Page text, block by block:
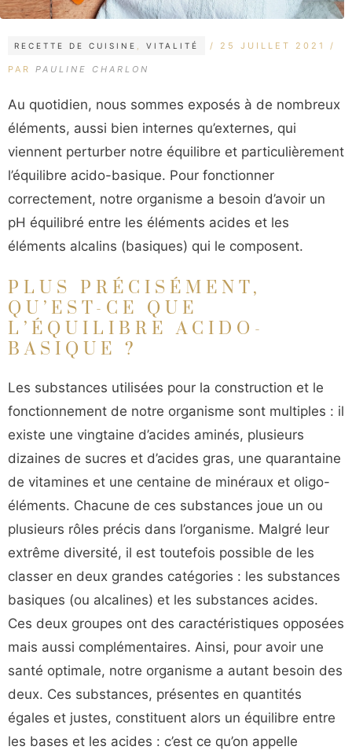
RECETTE DE CUISINE
VITALITÉ 25 JUILLET 2021
PAR PAULINE CHARLON
Au quotidien, nous sommes exposés à de nombreux
éléments, aussi bien internes qu’externes, qui
viennent perturber notre équilibre et particulièrement
l’équilibre acido-basique. Pour fonctionner
correctement, notre organisme a besoin d’avoir un
pH équilibré entre les éléments acides et les
éléments alcalins (basiques) qui le composent.
PLUS PRÉCISÉMENT,
QU’EST-CE QUE
L’ÉQUILIBRE ACIDO-
BASIQUE ?
Les substances utilisées pour la construction et le
fonctionnement de notre organisme sont multiples : il
existe une vingtaine d’acides aminés, plusieurs
dizaines de sucres et d’acides gras, une quarantaine
de vitamines et une centaine de minéraux et oligo-
éléments. Chacune de ces substances joue un ou
plusieurs rôles précis dans l’organisme. Malgré leur
extrême diversité, il est toutefois possible de les
classer en deux grandes catégories : les substances
basiques (ou alcalines) et les substances acides.
Ces deux groupes ont des caractéristiques opposées
mais aussi complémentaires. Ainsi, pour avoir une
santé optimale, notre organisme a autant besoin des
deux. Ces substances, présentes en quantités
égales et justes, constituent alors un équilibre entre
les bases et les acides : c’est ce qu’on appelle